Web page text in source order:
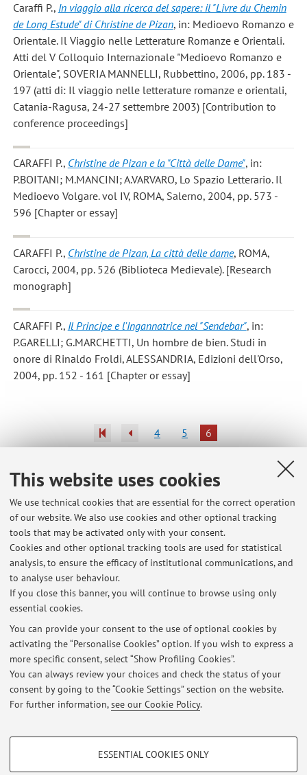
This website uses cookies
We use technical cookies that are essential for the correct operation
of our website. We also use cookies and other optional tracking
tools that may be activated only with your consent.
Cookies and other optional tracking tools are used for statistical
analysis, to ensure the efficacy of institutional communications, and
to analyse user behaviour.
If you close this banner, you will continue to browse using only
essential cookies.
You can provide your consent to the use of optional cookies by
activating the “Personalise Cookies” option. If you wish to express a
more specific consent, select “Show Profiling Cookies”.
You can always review your choices and check the status of your
consent by going to the “Cookie Settings” section on the website.
For further information,see our Cookie Policy.
PROFILING COOKIES - OPTIONAL
ESSENTIAL COOKIES ONLY
Caraffi P., In viaggio alla ricerca del sapere: il "Livre du Chemin
de Long Estude" di Christine de Pizan, in: Medioevo Romanzo e
Orientale. Il Viaggio nelle Letterature Romanze e Orientali.
Atti del V Colloquio Internazionale "Medioevo Romanzo e
Orientale", SOVERIA MANNELLI, Rubbettino, 2006, pp. 183 -
197 (atti di: Il viaggio nelle letterature romanze e orientali,
Catania-Ragusa, 24-27 settembre 2003) [Contribution to
conference proceedings]
CARAFFI P., Christine de Pizan e la "Città delle Dame", in:
P.BOITANI; M.MANCINI; A.VARVARO, Lo Spazio Letterario. Il
Medioevo Volgare. vol IV, ROMA, Salerno, 2004, pp. 573 -
596 [Chapter or essay]
CARAFFI P., Christine de Pizan, La città delle dame, ROMA,
Carocci, 2004, pp. 526 (Biblioteca Medievale). [Research
monograph]
CARAFFI P., Il Principe e l'Ingannatrice nel "Sendebar", in:
P.GARELLI; G.MARCHETTI, Un hombre de bien. Studi in
onore di Rinaldo Froldi, ALESSANDRIA, Edizioni dell'Orso,
2004, pp. 152 - 161 [Chapter or essay]
4 5 6
Latest news
Lezioni di Letteratura medievale delle donne - Medieval Women's
Literature Corso LM GEMMA
Published on: March 16 2026
Missione all'estero
Published on: March 09 2026
APPELLO 28/01/2026 - Letteratura di viaggio
Published on: January 26 2026
Restricted area